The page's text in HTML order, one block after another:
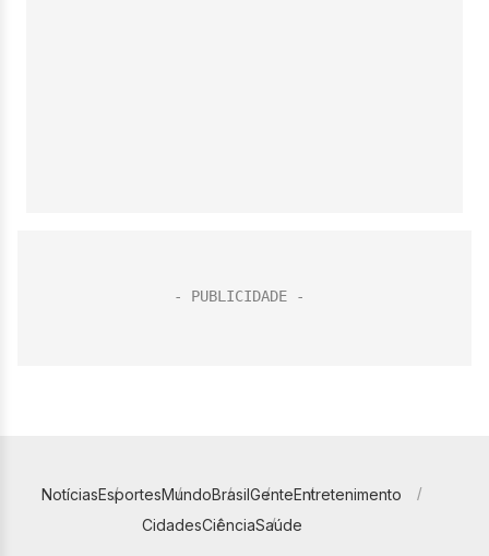
NotíciasEsportesMundoBrasilGenteEntretenimento
CidadesCiênciaSaúde